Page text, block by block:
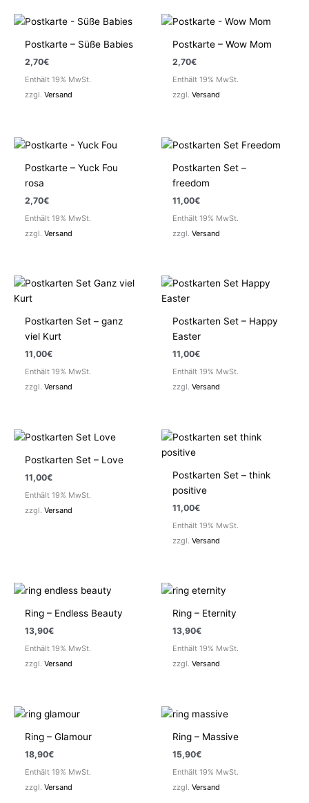
Postkarte – Süße Babies
2,70€
Enthält 19% MwSt.
zzgl.Versand
Postkarte – Wow Mom
2,70€
Enthält 19% MwSt.
zzgl.Versand
Postkarte – Yuck Fou
rosa
2,70€
Enthält 19% MwSt.
zzgl.Versand
Postkarten Set –
freedom
11,00€
Enthält 19% MwSt.
zzgl.Versand
Postkarten Set – ganz
viel Kurt
11,00€
Enthält 19% MwSt.
zzgl.Versand
Postkarten Set – Happy
Easter
11,00€
Enthält 19% MwSt.
zzgl.Versand
Postkarten Set – Love
11,00€
Enthält 19% MwSt.
zzgl.Versand
Postkarten Set – think
positive
11,00€
Enthält 19% MwSt.
zzgl.Versand
Ring – Endless Beauty
13,90€
Enthält 19% MwSt.
zzgl.Versand
Ring – Eternity
13,90€
Enthält 19% MwSt.
zzgl.Versand
Ring – Glamour
18,90€
Enthält 19% MwSt.
zzgl.Versand
Ring – Massive
15,90€
Enthält 19% MwSt.
zzgl.Versand